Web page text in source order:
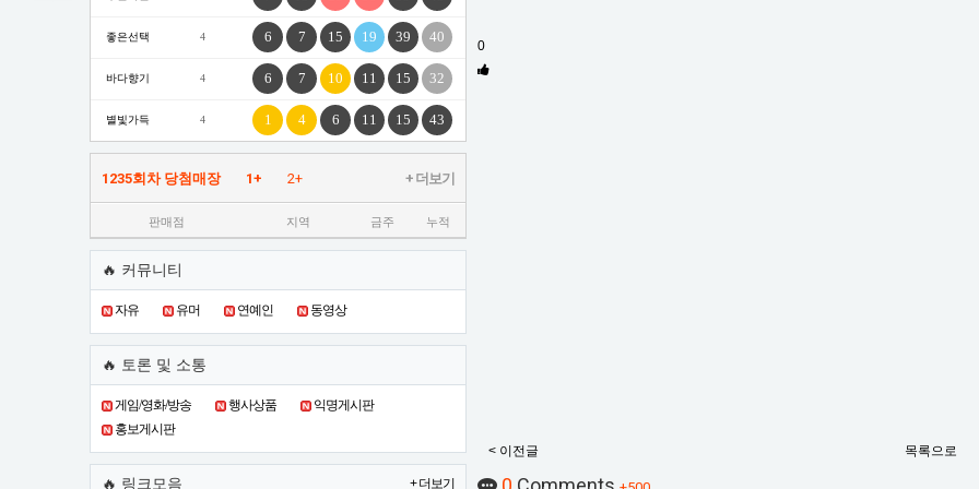
0
< 이전글 목록으로
좋은선택 4 6 7 15 19 39 40
바다향기 4 6 7 10 11 15 32
별빛가득 4 1 4 6 11 15 43
1235회차 당첨매장 1+ 2+ + 더보기
판매점 지역 금주 누적
🔥 커뮤니티
자유 유머 연예인 동영상
🔥 토론 및 소통
게임/영화/방송 행사상품
익명게시판
홍보게시판
🔥 링크모음 + 더보기